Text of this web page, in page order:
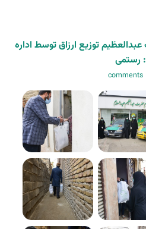
توزیع ارزاق توسط اداره
رستمی